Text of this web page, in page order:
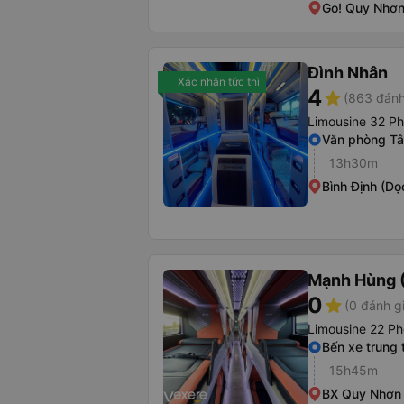
Go! Quy Nhơn
Xác nhận tức thì Đình Nhân
4star (863
Limousine 32
Văn phòng
13h30m
Bình Định
Mạnh Hùng
0star (0 đánh
Limousine 22
Bến xe trung
15h45m
BX Quy Nhơn